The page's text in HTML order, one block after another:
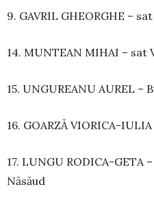
9. GAVRIL GHEORGHE –
14. MUNTEAN MIHAI – sat
15. UNGUREANU AUREL –
16. GOARZĂ VIORICA-
17. LUNGU RODICA-
Năsăud